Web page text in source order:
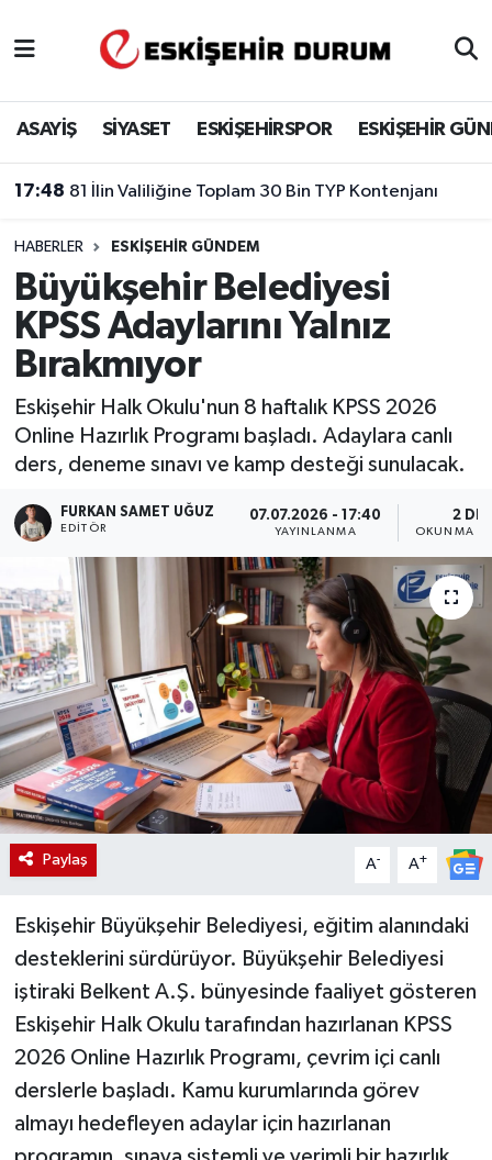
ASAYİŞ SİYASET ESKİŞEHİRSPOR ESKİŞEHİR
17:48 81 İlin Valiliğine Toplam 30 Bin TYP Kontenjanı
HABERLER ESKIŞEHIR GÜNDEM
Büyükşehir Belediyesi
KPSS Adaylarını Yalnız
Bırakmıyor
Eskişehir Halk Okulu'nun 8 haftalık KPSS 2026
Online Hazırlık Programı başladı. Adaylara canlı
ders, deneme sınavı ve kamp desteği sunulacak.
FURKAN SAMET UĞUZ
EDITÖR
07.07.2026 - 17:40
YAYINLANMA
2 DK
OKUNMA
Paylaş A- A+
Eskişehir Büyükşehir Belediyesi, eğitim alanındaki
desteklerini sürdürüyor. Büyükşehir Belediyesi
iştiraki Belkent A.Ş. bünyesinde faaliyet gösteren
Eskişehir Halk Okulu tarafından hazırlanan KPSS
2026 Online Hazırlık Programı, çevrim içi canlı
derslerle başladı. Kamu kurumlarında görev
almayı hedefleyen adaylar için hazırlanan
Eskişehir Hava Durumu
Eskişehir Namaz Vakitleri
Eskişehir Trafik Yoğunluk Haritası
Süper Lig Puan Durumu ve Fikstür
Tüm Manşetler
Son Dakika Haberleri
Haber Arşivi